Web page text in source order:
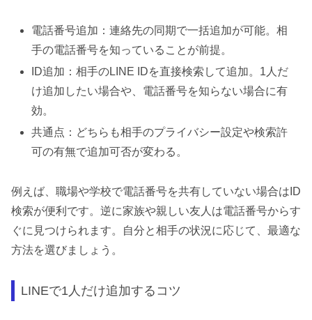
電話番号追加：連絡先の同期で一括追加が可能。相
手の電話番号を知っていることが前提。
ID追加：相手のLINE IDを直接検索して追加。1人だ
け追加したい場合や、電話番号を知らない場合に有
効。
共通点：どちらも相手のプライバシー設定や検索許
可の有無で追加可否が変わる。
例えば、職場や学校で電話番号を共有していない場合はID
検索が便利です。逆に家族や親しい友人は電話番号からす
ぐに見つけられます。自分と相手の状況に応じて、最適な
方法を選びましょう。
LINEで1人だけ追加するコツ